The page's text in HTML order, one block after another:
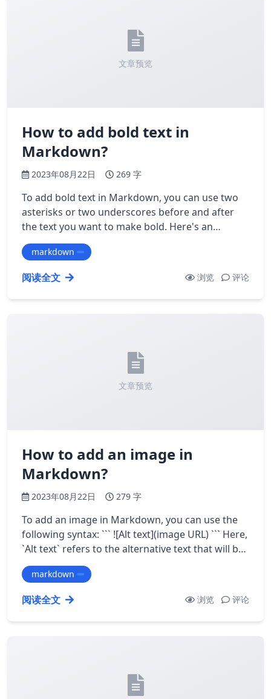
文章预览
How to add bold text in
Markdown?
2023年08月22日 269 字
To add bold text in Markdown, you can use two
asterisks or two underscores before and after
the text you want to make bold. Here's an
markdown
阅读全文 浏览 评论
文章预览
How to add an image in
Markdown?
2023年08月22日 279 字
To add an image in Markdown, you can use the
following syntax: ``` ![Alt text](image URL) ``` Here,
`Alt text` refers to the alternative text that will be
displayed if the ima…
markdown
阅读全文 浏览 评论